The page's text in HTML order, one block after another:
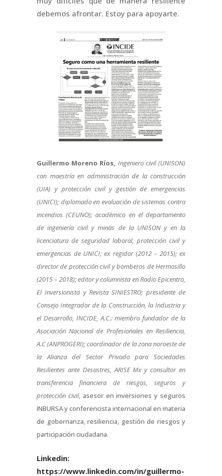
debemos afrontar. Estoy para apoyarte.
Guillermo Moreno Ríos, Ingeniero civil (UNISON)
con maestría en administración de la construcción
(UIA) y protección civil y gestión de emergencias
(UNICI); diplomado en evaluación de sistemas contra
incendios (CEUNO); académico en el departamento
de ingeniería civil y minas de la UNISON y en la
licenciatura de seguridad laboral, protección civil y
emergencias de UNICI; ex regidor (2012 – 2015); ex
director de protección civil y bomberos de Hermosillo
(2015 – 2018); editor y columnista en Radio Epicentro,
El Inversionista y Revista SINIESTRO; presidente de
Consejo Integrador de la Construcción, la Industria y
el Desarrollo, INCIDE, A.C.: miembro fundador de la
Asociación Nacional de Profesionales en Resiliencia,
A.C (ANPROGERI); coordinador de la zona noroeste de
la Alianza del Sector Privado para Sociedades
Resilientes ante Desastres, ARISE Mx y consultor en
transferencia financiera de riesgos, seguros y
protección civil, asesor en inversiones y seguros
INBURSA y conferencista internacional en materia
de gobernanza, resiliencia, gestión de riesgos y
participación ciudadana.
Linkedin:
https://www.linkedin.com/in/guillermo-